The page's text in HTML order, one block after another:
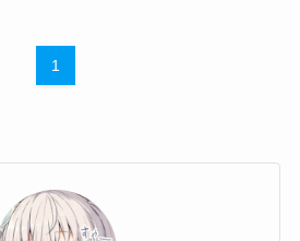
1